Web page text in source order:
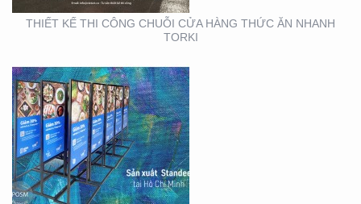
THIẾT KẾ THI CÔNG CHUỖI CỬA HÀNG THỨC ĂN NHANH
TORKI
THIẾT KẾ THI CÔNG
KIOSK TẠI TP. HỒ CHÍ
MINH